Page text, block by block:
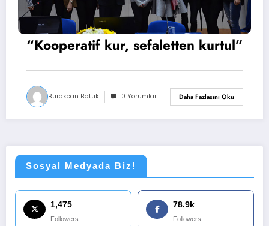
“Kooperatif kur, sefaletten kurtul”
Burakcan Batuk 0 Yorumlar Daha Fazlasını Oku
Sosyal Medyada Biz!
1,475
Followers
78.9k
Followers